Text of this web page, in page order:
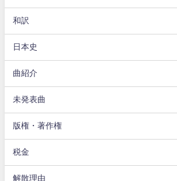
和訳
日本史
曲紹介
未発表曲
版権・著作権
税金
解散理由